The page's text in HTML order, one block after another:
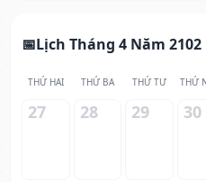
Lịch Tháng 4 Năm 2102
THỨ HAI THỨ BA THỨ TƯ THỨ
27 28 29 30